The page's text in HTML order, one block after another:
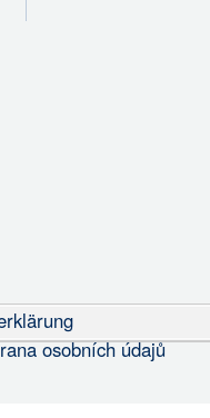
osobních údajů